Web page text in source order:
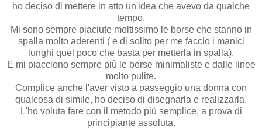
ho deciso di mettere in atto un'idea che avevo da qualche
tempo.
Mi sono sempre piaciute moltissimo le borse che stanno in
spalla molto aderenti ( e di solito per me faccio i manici
lunghi quel poco che basta per metterla in spalla).
E mi piacciono sempre più le borse minimaliste e dalle linee
molto pulite.
Complice anche l'aver visto a passeggio una donna con
qualcosa di simile, ho deciso di disegnarla e realizzarla.
L'ho voluta fare con il metodo più semplice, a prova di
principiante assoluta.